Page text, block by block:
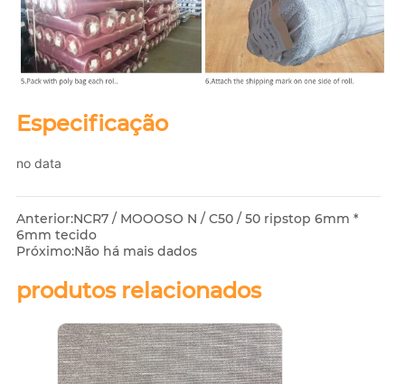
Especificação
no data
Anterior:NCR7 / MOOOSO N / C50 / 50 ripstop 6mm *
6mm tecido
Próximo:Não há mais dados
produtos relacionados